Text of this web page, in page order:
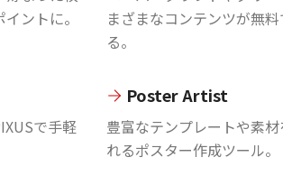
ントに。
まざまなコンテンツが無
る。
で手軽
Poster Artist
豊富なテンプレートや素
れるポスター作成ツール。